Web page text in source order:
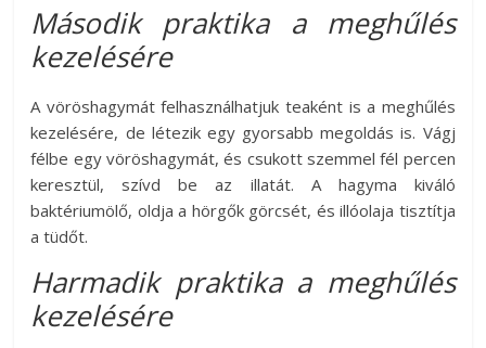
Második praktika a meghűlés
kezelésére
A vöröshagymát felhasználhatjuk teaként is a meghűlés
kezelésére, de létezik egy gyorsabb megoldás is. Vágj
félbe egy vöröshagymát, és csukott szemmel fél percen
keresztül, szívd be az illatát. A hagyma kiváló
baktériumölő, oldja a hörgők görcsét, és illóolaja tisztítja
a tüdőt.
Harmadik praktika a meghűlés
kezelésére